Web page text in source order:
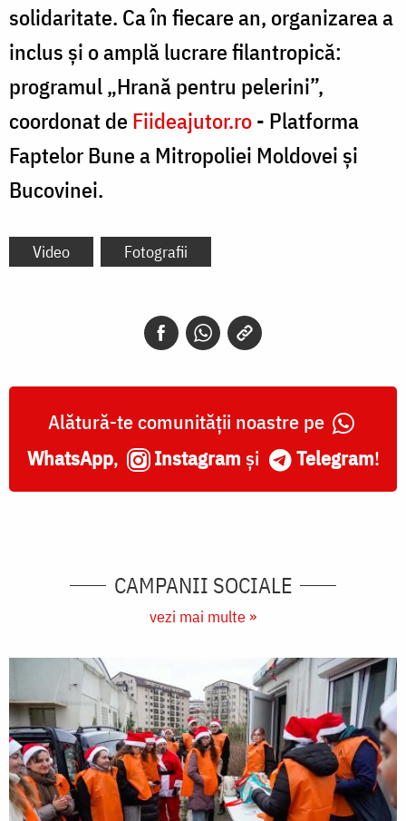
solidaritate. Ca în fiecare an, organizarea a
inclus și o amplă lucrare filantropică:
programul „Hrană pentru pelerini”,
coordonat deFiideajutor.ro- Platforma
Faptelor Bune a Mitropoliei Moldovei și
Bucovinei.
Video Fotografii
Alătură-te comunității noastre pe
WhatsApp, Instagram și Telegram!
CAMPANII SOCIALE
vezi mai multe »